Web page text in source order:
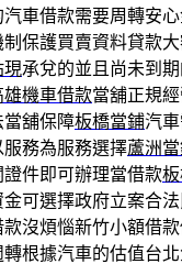
車借款需要周轉安
制保護買賣資料貸款
現承兌的並且尚未到
雄機車借款當舖正規
當舖保障板橋當鋪汽
務為服務選擇蘆洲
件即可辦理當借款
可選擇政府立案合
沒煩惱新竹小額借
根據汽車的估值台